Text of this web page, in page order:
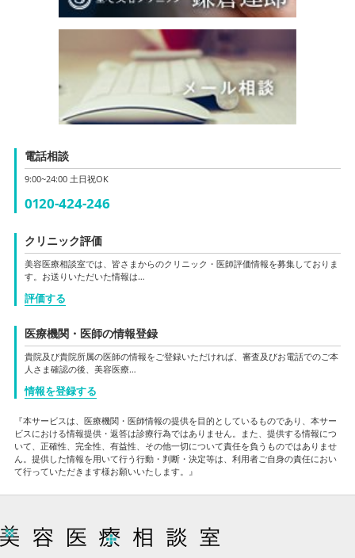
電話相談
9:00~24:00 土日祝OK
0120-424-246
クリニック評価
美容医療相談室では、皆さまからのクリニック・医師評価情報を募集しておりま
す。お送りいただいた情報は…
評価する
医療機関・医師の情報登録
貴院及び貴院所属の医師の情報をご登録いただければ、審査及びお電話でのご本
人さま確認の後、美容医療…
情報を登録する
『本サービスは、医療機関・医師情報の提供を目的としているものであり、本サー
ビスにおける情報提供・返答は診療行為ではありません。また、提供する情報につ
いて、正確性、完全性、有益性、その他一切について責任を負うものではありませ
ん。提供した情報を用いて行う行動・判断・決定等は、利用者ご自身の責任におい
て行っていただきます様お願いいたします。』